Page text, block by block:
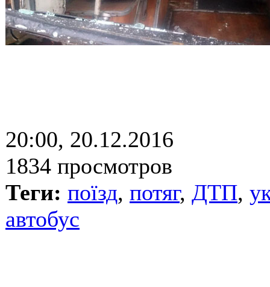
20:00, 20.12.2016
1834 просмотров
Теги: поїзд, потяг, ДТП,
автобус